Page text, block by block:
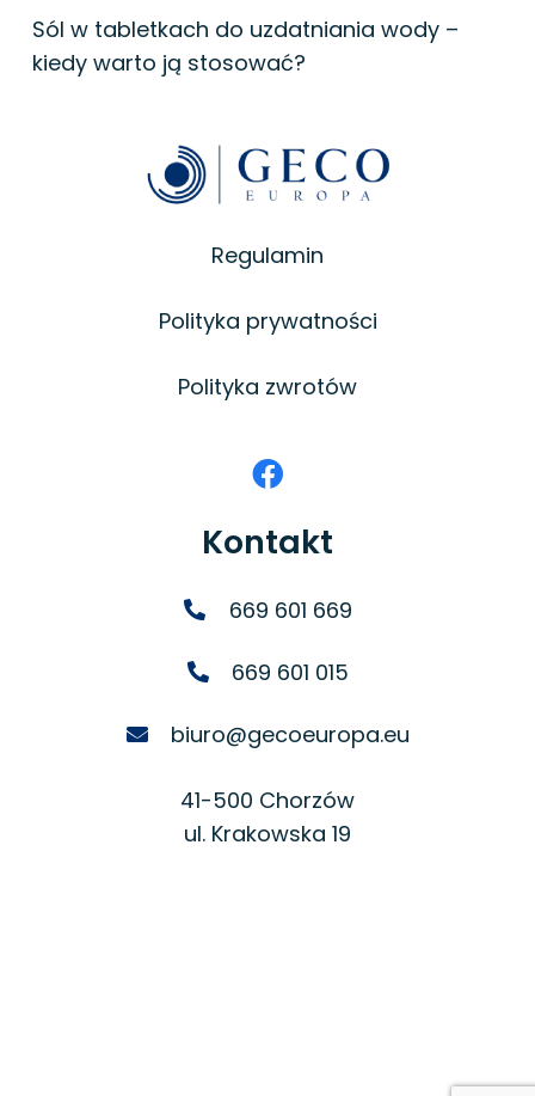
Sól w tabletkach do uzdatniania wody –
kiedy warto ją stosować?
Regulamin
Polityka prywatności
Polityka zwrotów
Kontakt
669 601 669
669 601 015
biuro@gecoeuropa.eu
41-500 Chorzów
ul. Krakowska 19